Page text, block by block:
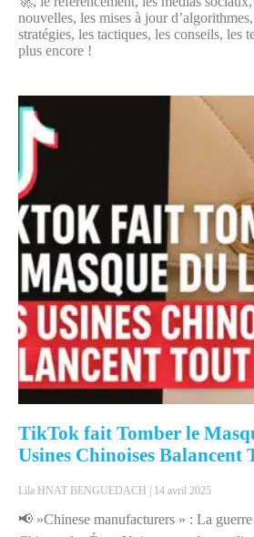
nouvelles, les mises à jour
stratégies, les tactiques, les conseils, les
plus encore !
TikTok fait Tomber le
Usines Chinoises Balancent
Lila HNAT BENGUEDACH 14 avril 2025
📢 »Chinese manufacturers » : La